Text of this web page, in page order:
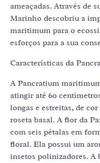
ameaçadas. Através de
Marinho descobriu a
maritimum para o
esforços para a sua
Características da
A Pancratium
atingir até 60
longas e estreitas, de
roseta basal. A flor da
com seis pétalas em
floral. Ela possui um
insetos polinizadores. A